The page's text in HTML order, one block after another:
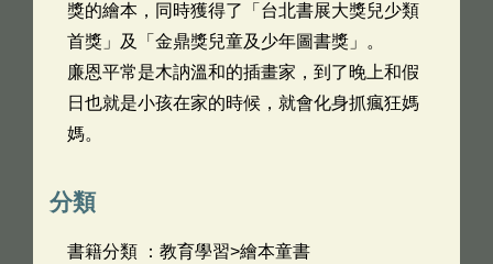
獎的繪本，同時獲得了「台北書展大獎兒少類
首獎」及「金鼎獎兒童及少年圖書獎」。
廉恩平常是木訥溫和的插畫家，到了晚上和假
日也就是小孩在家的時候，就會化身抓瘋狂媽
媽。
分類
書籍分類 ：教育學習>繪本童書